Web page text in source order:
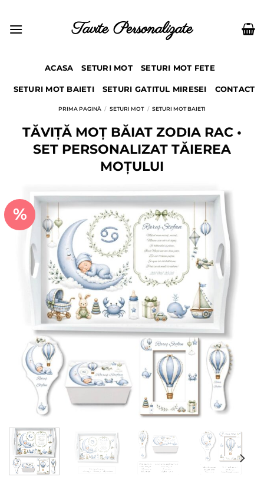
content
Tavite Personalizate
ACASA SETURI MOT SETURI MOT FETE
SETURI MOT BAIETI SETURI GATITUL MIRESEI CONTACT
PRIMA PAGINĂ / SETURI MOT / SETURI MOT BAIETI
TĂVIȚĂ MOȚ BĂIAT ZODIA RAC •
SET PERSONALIZAT TĂIEREA
MOȚULUI
%